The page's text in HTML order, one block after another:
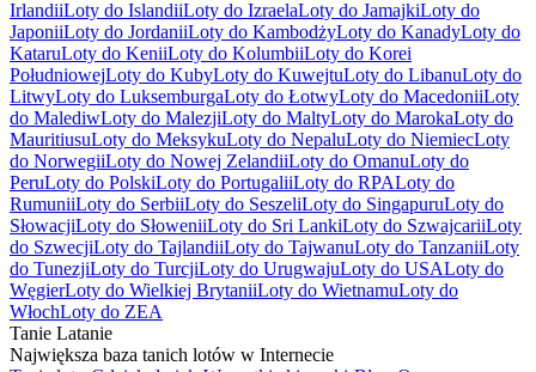
IrlandiiLoty do IslandiiLoty do IzraelaLoty do JamajkiLoty do
JaponiiLoty do JordaniiLoty do KambodżyLoty do KanadyLoty do
KataruLoty do KeniiLoty do KolumbiiLoty do Korei
PołudniowejLoty do KubyLoty do KuwejtuLoty do LibanuLoty do
LitwyLoty do LuksemburgaLoty do ŁotwyLoty do MacedoniiLoty
do MalediwLoty do MalezjiLoty do MaltyLoty do MarokaLoty do
MauritiusuLoty do MeksykuLoty do NepaluLoty do NiemiecLoty
do NorwegiiLoty do Nowej ZelandiiLoty do OmanuLoty do
PeruLoty do PolskiLoty do PortugaliiLoty do RPALoty do
RumuniiLoty do SerbiiLoty do SeszeliLoty do SingapuruLoty do
SłowacjiLoty do SłoweniiLoty do Sri LankiLoty do SzwajcariiLoty
do SzwecjiLoty do TajlandiiLoty do TajwanuLoty do TanzaniiLoty
do TunezjiLoty do TurcjiLoty do UrugwajuLoty do USALoty do
WęgierLoty do Wielkiej BrytaniiLoty do WietnamuLoty do
WłochLoty do ZEA
Tanie Latanie
Największa baza tanich lotów w Internecie